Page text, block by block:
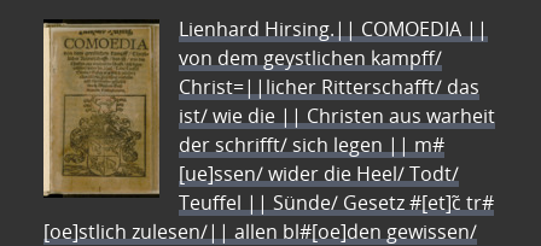
Lienhard Hirsing.|| COMOEDIA ||
von dem geystlichen kampff/
Christ=||licher Ritterschafft/ das
ist/ wie die || Christen aus warheit
der schrifft/ sich legen || m#
[ue]ssen/ wider die Heel/ Todt/
Teuffel || Sünde/ Gesetz #[et]c̃ tr#
[oe]stlich zulesen/|| allen bl#[oe]den gewissen/